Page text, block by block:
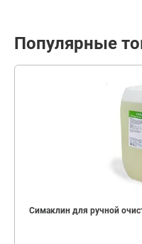
Популярные
Симаклин для ручной